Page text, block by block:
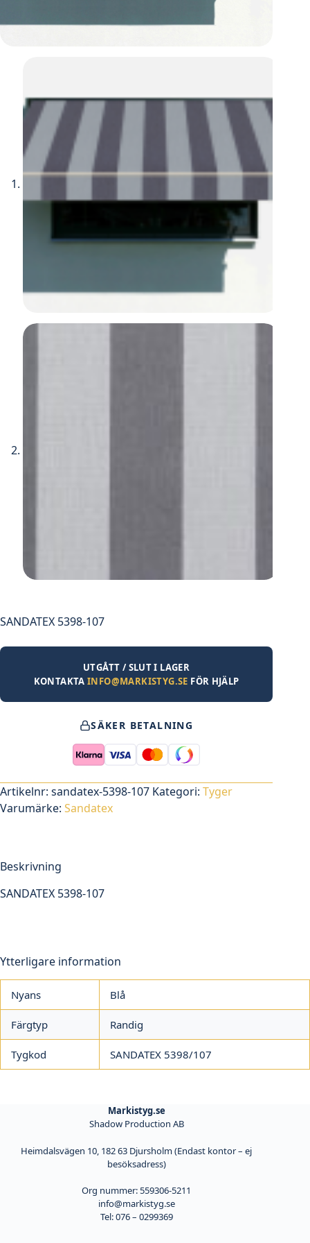
SANDATEX 5398-107
UTGÅTT / SLUT I LAGER
KONTAKTAINFO@MARKISTYG.SE FÖR HJÄLP
SÄKER BETALNING
Artikelnr: sandatex-5398-107 Kategori: Tyger
Varumärke: Sandatex
Beskrivning
SANDATEX 5398-107
Ytterligare information
Nyans Blå
Färgtyp Randig
Tygkod SANDATEX 5398/107
Markistyg.se
Shadow Production AB
Heimdalsvägen 10, 182 63 Djursholm (Endast kontor – ej
besöksadress)
Org nummer: 559306-5211
info@markistyg.se
Tel: 076 – 0299369